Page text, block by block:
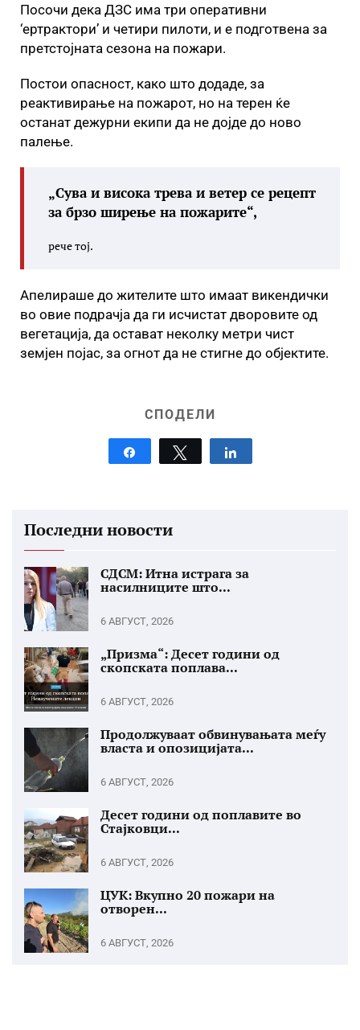
Посочи дека ДЗС има три оперативни
‘ертрактори’ и четири пилоти, и е подготвена за
претстојната сезона на пожари.
Постои опасност, како што додаде, за
реактивирање на пожарот, но на терен ќе
останат дежурни екипи да не дојде до ново
палење.
„Сува и висока трева и ветер се рецепт
за брзо ширење на пожарите“,
рече тој.
Апелираше до жителите што имаат викендички
во овие подрачја да ги исчистат дворовите од
вегетација, да остават неколку метри чист
земјен појас, за огнот да не стигне до објектите.
СПОДЕЛИ
Share Tweet
Последни новости
СДСМ: Итна истрага за
насилниците што...
6 АВГУСТ, 2026
„Призма“: Десет години од
скопската поплава...
6 АВГУСТ, 2026
Продолжуваат обвинувањата меѓу
власта и опозицијата...
6 АВГУСТ, 2026
Десет години од поплавите во
Стајковци...
6 АВГУСТ, 2026
ЦУК: Вкупно 20 пожари на
отворен...
6 АВГУСТ, 2026